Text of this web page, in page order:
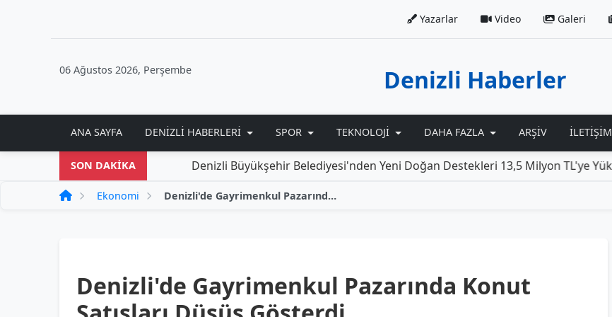
Yazarlar Video Galeri
06 Ağustos 2026, Perşembe Denizli Haberler
ANA SAYFA DENIZLI HABERLERI SPOR TEKNOLOJI DAHA FAZLA ARŞIV İLETIŞIM
SON DAKİKADenizli Büyükşehir Belediyesi'nden Yeni Doğan Destekleri 13,5 Milyon TL'ye Yükseldi
Ekonomi Denizli'de Gayrimenkul Pazarında Konut Satışları Düşüş Gösterdi
Denizli'de Gayrimenkul Pazarında Konut